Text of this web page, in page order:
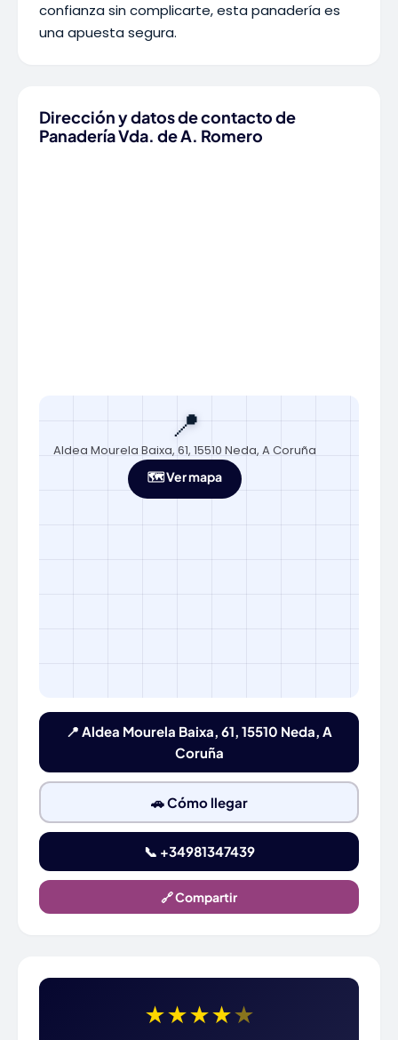
confianza sin complicarte, esta panadería es
una apuesta segura.
Dirección y datos de contacto de
Panadería Vda. de A. Romero
📍
Aldea Mourela Baixa, 61, 15510 Neda, A Coruña
🗺️ Ver mapa
📍 Aldea Mourela Baixa, 61, 15510 Neda, A
Coruña
🚗 Cómo llegar
📞 +34981347439
🔗 Compartir
★★★★★